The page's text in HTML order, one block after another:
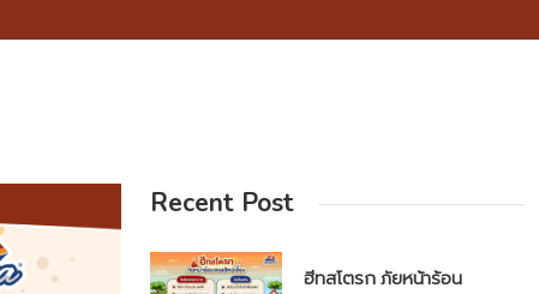
Recent Post
ฮีทสโตรก ภัยหน้าร้อน